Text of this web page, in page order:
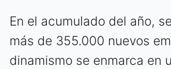
En el acumulado del año,
más de 355.000 nuevos
dinamismo se enmarca en